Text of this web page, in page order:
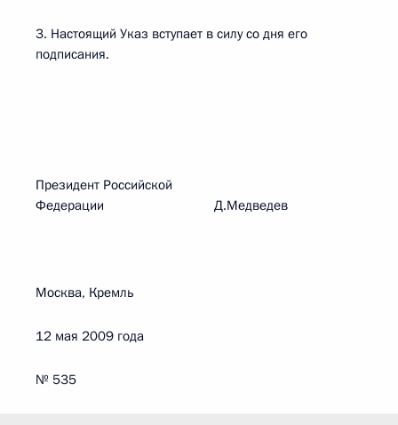
3. Настоящий Указ вступает в силу со дня его
подписания.
Президент Российской
Федерации Д.Медведев
Москва, Кремль
12 мая 2009 года
№ 535